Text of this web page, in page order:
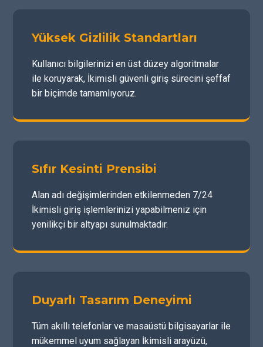
Yüksek Gizlilik Standartları
Kullanıcı bilgilerinizi en üst düzey algoritmalar
ile koruyarak, İkimisli güvenli giriş sürecini şeffaf
bir biçimde tamamlıyoruz.
Sıfır Kesinti Prensibi
Alan adı değişimlerinden etkilenmeden 7/24
İkimisli giriş işlemlerinizi yapabilmeniz için
yenilikçi bir altyapı sunulmaktadır.
Duyarlı Tasarım Deneyimi
Tüm akıllı telefonlar ve masaüstü bilgisayarlar ile
mükemmel uyum sağlayan İkimisli arayüzü,